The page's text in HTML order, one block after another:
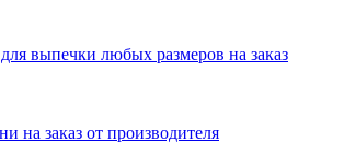
выпечки любых размеров на заказ
на заказ от производителя